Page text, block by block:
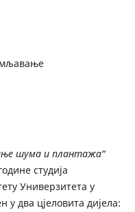
шума и плантажа“
студија
Универзитета у
у два цјеловита дијела: